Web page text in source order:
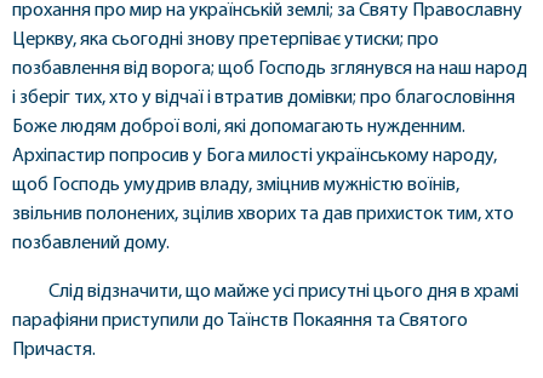
прохання про мир на українській землі; за Святу Православну
Церкву, яка сьогодні знову претерпіває утиски; про
позбавлення від ворога; щоб Господь зглянувся на наш народ
і зберіг тих, хто у відчаї і втратив домівки; про благословіння
Боже людям доброї волі, які допомагають нужденним.
Архіпастир попросив у Бога милості українському народу,
щоб Господь умудрив владу, зміцнив мужністю воїнів,
звільнив полонених, зцілив хворих та дав прихисток тим, хто
позбавлений дому.
Слід відзначити, що майже усі присутні цього дня в храмі
парафіяни приступили до Таїнств Покаяння та Святого
Причастя.